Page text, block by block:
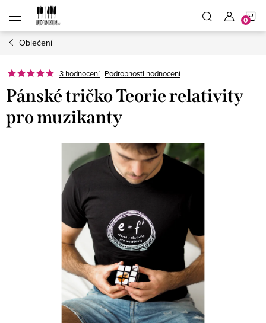
obsah
Oblečení
3 hodnocení Podrobnosti hodnocení
Pánské tričko Teorie relativity
pro muzikanty